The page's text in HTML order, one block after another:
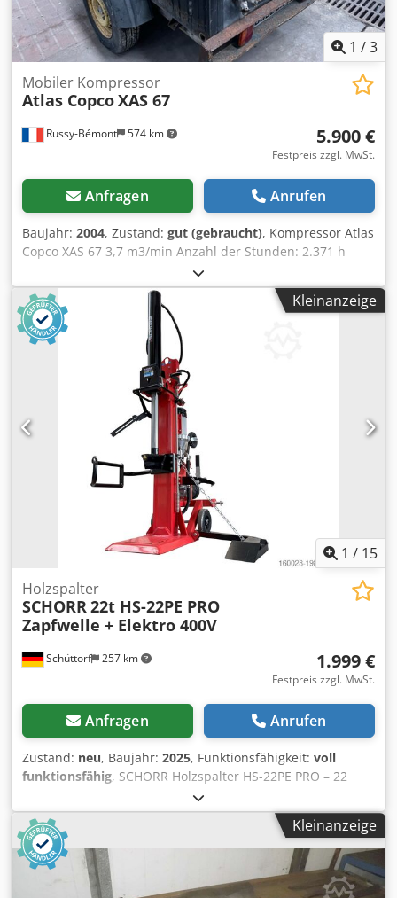
1 /3
Russy-Bémont 574 km
Mobiler Kompressor
Atlas CopcoXAS 67
5.900 €
Festpreis zzgl. MwSt.
Anfragen Anrufen
Baujahr: 2004, Zustand: gut (gebraucht), Kompressor Atlas
Copco XAS 67 3,7 m3/min Anzahl der Stunden: 2.371 h
Deutz-Motor Dkedjiywpzspfx Aggjr Typ: Diesel
Kleinanzeige
1 / 15
Schüttorf 257 km
Holzspalter
SCHORR22t HS-22PE PRO
Zapfwelle + Elektro 400V
1.999 €
Festpreis zzgl. MwSt.
Anfragen Anrufen
Zustand: neu, Baujahr: 2025, Funktionsfähigkeit: voll
funktionsfähig, SCHORR Holzspalter HS-22PE PRO – 22
Tonnen Spaltkraft -- 22 t Spaltkraft – müheloses Spalten
von Hartholz und dicken Stämmen -- Massive Bauweise
(340 kg) – robuste Hydraulik und stabiler Stahlrahmen --
Kombiantrieb: Zapfwelle und 400V Elektromotor – flexibel
im Wald oder am Hof -- Spaltlänge bis 110 cm – ideal für
lange Stammabschnitte -- Praktischer Stammheber –
Kleinanzeige